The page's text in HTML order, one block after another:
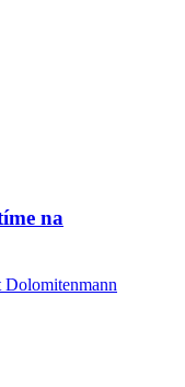
na
Dolomitenmann